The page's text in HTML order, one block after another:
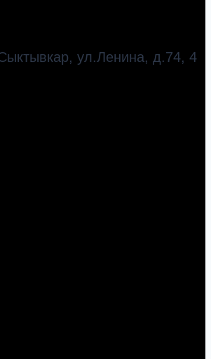
ул.Ленина, д.74, 4